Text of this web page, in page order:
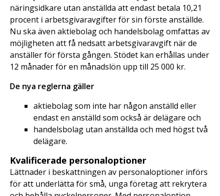
näringsidkare utan anställda att endast betala 10,21
procent i arbetsgivaravgifter för sin förste anställde.
Nu ska även aktiebolag och handelsbolag omfattas av
möjligheten att få nedsatt arbetsgivaravgift när de
anställer för första gången. Stödet kan erhållas under
12 månader för en månadslön upp till 25 000 kr.
De nya reglerna gäller
aktiebolag som inte har någon anställd eller
endast en anställd som också är delägare och
handelsbolag utan anställda och med högst två
delägare.
Kvalificerade personaloptioner
Lättnader i beskattningen av personaloptioner införs
för att underlätta för små, unga företag att rekrytera